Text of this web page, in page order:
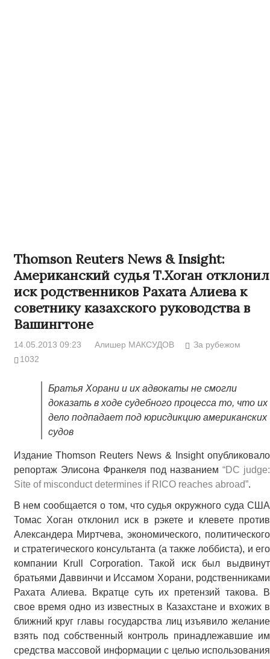
Thomson Reuters News & Insight:
Американский судья Т.Хоган отклонил
иск родственников Рахата Алиева к
советнику казахского руководства в
Вашингтоне
14.05.2013 09:23 Алишер МАКСУДОВ
За рубежом
1032
Братья Хорани и их адвокаты не смогли
доказать в ходе судебного процесса то, что их
дело подпадает под юрисдикцию американских
судов
Издание Thomson Reuters News & Insight опубликовало
репортаж Элисона Франкеля под названием “DC judge:
Site of misconduct determines if RICO reaches abroad”.
В нем сообщается о том, что судья окружного суда США
Томас Хоган отклонил иск в рэкете и клевете против
Александера Миртчева, экономического, политического
и стратегического консультанта (а также лоббиста), и его
компании Krull Corporation. Такой иск был выдвинут
братьями Даввинчи и Иссамом Хорани, родственниками
Рахата Алиева. Вкратце суть их претензий такова. В
свое время одно из известных в Казахстане и вхожих в
ближний круг главы государства лиц изъявило желание
взять под собственный контроль принадлежавшие им
средства массовой информации с целью использования